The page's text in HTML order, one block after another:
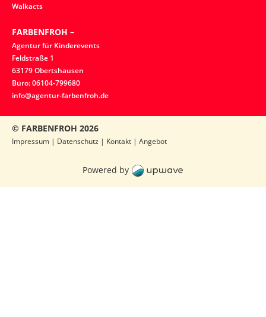
Walkacts
FARBENFROH –
Agentur für Kinderevents
Feldstraße 1
63179 Obertshausen
Büro: 06104-799680
info@agentur-farbenfroh.de
© FARBENFROH 2026
Impressum | Datenschutz | Kontakt | Angebot
Powered by